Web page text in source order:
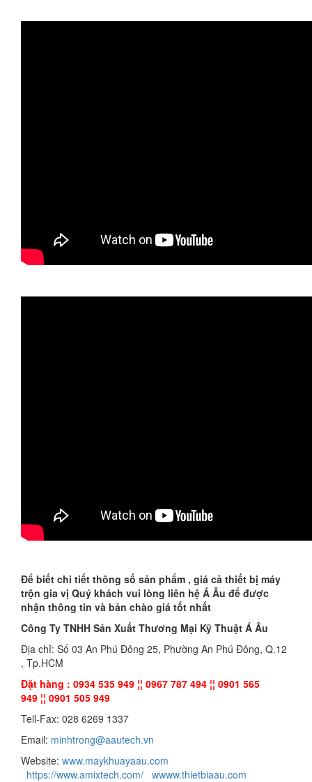
Để biết chi tiết thông số sản phẩm , giá cả thiết bị máy
trộn gia vị Quý khách vui lòng liên hệ Á Âu để được
nhận thông tin và bản chào giá tốt nhất
Công Ty TNHH Sản Xuất Thương Mại Kỹ Thuật Á Âu
Địa chỉ: Số 03 An Phú Đông 25, Phường An Phú Đông, Q.12
, Tp.HCM
Đặt hàng : 0934 535 949 ¦¦ 0967 787 494 ¦¦ 0901 565
949 ¦¦ 0901 505 949
Tell-Fax: 028 6269 1337
Email: minhtrong@aautech.vn
Website: www.maykhuayaau.com
https://www.amixtech.com/ wwww.thietbiaau.com